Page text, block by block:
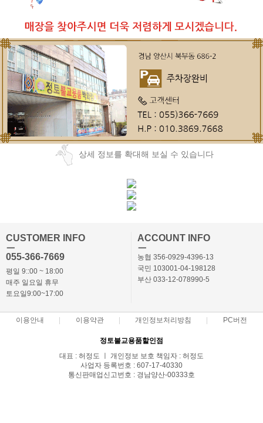
상세 정보를 확대해 보실 수 있습니다
CUSTOMER INFO
ㅡ
055-366-7669
평일 9::00 ~ 18:00
매주 일요일 휴무
토요일9:00~17:00
ACCOUNT INFO
ㅡ
농협 356-0929-4396-13
국민 103001-04-198128
부산 033-12-078990-5
이용안내 이용약관 개인정보처리방침 PC버전
정토불교용품할인점
대표 : 허정도 ㅣ 개인정보 보호 책임자 : 허정도
사업자 등록번호 : 607-17-40330
통신판매업신고번호 : 경남양산-00333호